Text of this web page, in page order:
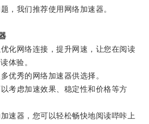
我们推荐使用网络加速器。
网络连接，提升网速，让您在阅读
体验。
秀的网络加速器供选择。
虑加速效果、稳定性和价格等方
器，您可以轻松畅快地阅读哔咔上